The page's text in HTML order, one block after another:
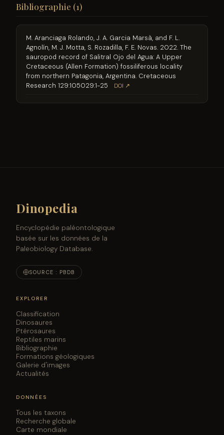
Bibliographie (1)
M. Aranciaga Rolando, J. A. Garcia Marsà, and F. L.
Agnolín, M. J. Motta, S. Rozadilla, F. E. Novas. 2022. The
sauropod record of Salitral Ojo del Agua: A Upper
Cretaceous (Allen Formation) fossiliferous locality
from northern Patagonia, Argentina. Cretaceous
Research 129:105029:1-25
DOI ↗
Dinopedia
Encyclopédie paléontologique
basée sur les données de la
Paleobiology Database.
SOURCE : PBDB
EXPLORER
Classification
Dinosaures
Ptérosaures
Reptiles marins
Bibliographie
Formations géologiques
Galerie d'images
Actualités
DONNÉES
Tous les taxons
Recherche globale
Carte mondiale